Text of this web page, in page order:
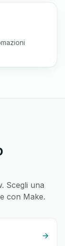
Scegli una
con Make.